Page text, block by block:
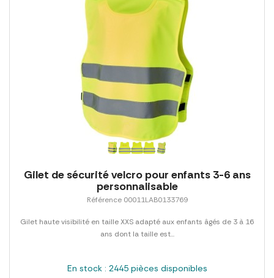
Gilet de sécurité velcro pour enfants 3-6 ans
personnalisable
Référence 00011LAB0133769
Gilet haute visibilité en taille XXS adapté aux enfants âgés de 3 à 16
ans dont la taille est...
En stock : 2445 pièces disponibles